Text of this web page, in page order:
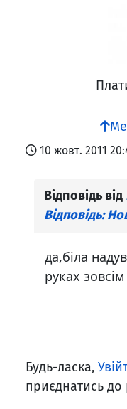
10 жовт. 2011
Відповідь від
Відповідь:
да,біла
руках
Будь-ласка,
приєднатись